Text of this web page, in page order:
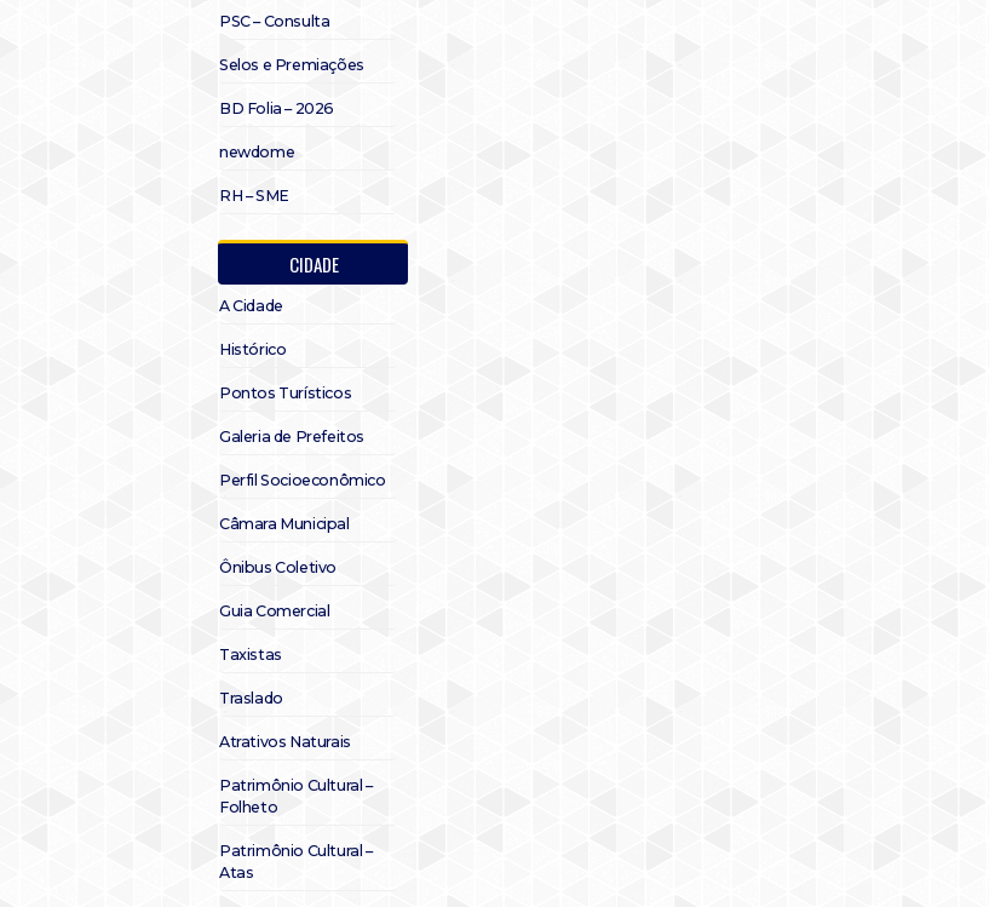
PSC – Consulta
Selos e Premiações
BD Folia – 2026
newdome
RH – SME
CIDADE
A Cidade
Histórico
Pontos Turísticos
Galeria de Prefeitos
Perfil Socioeconômico
Câmara Municipal
Ônibus Coletivo
Guia Comercial
Taxistas
Traslado
Atrativos Naturais
Patrimônio Cultural –
Folheto
Patrimônio Cultural –
Atas